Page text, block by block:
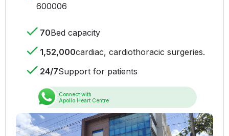
600006
70Bed capacity
1,52,000cardiac, cardiothoracic surgeries.
24/7Support for patients
Connect with
Apollo Heart Centre